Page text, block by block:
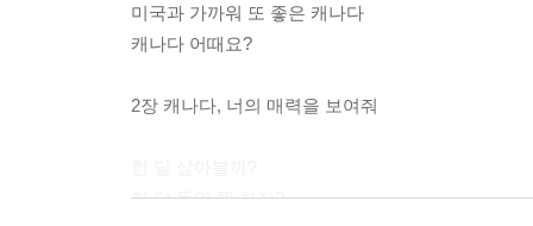
미국과 가까워 또 좋은 캐나다
캐나다 어때요?
2장 캐나다, 너의 매력을 보여줘
한 달 동안 뭘 하지?